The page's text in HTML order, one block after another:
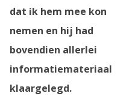
dat ik hem mee kon
nemen en hij had
bovendien allerlei
informatiemateriaal
klaargelegd.